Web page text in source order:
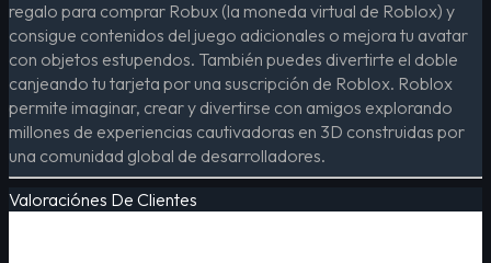
regalo para comprar Robux (la moneda virtual de Roblox) y
consigue contenidos del juego adicionales o mejora tu avatar
con objetos estupendos. También puedes divertirte el doble
canjeando tu tarjeta por una suscripción de Roblox. Roblox
permite imaginar, crear y divertirse con amigos explorando
millones de experiencias cautivadoras en 3D construidas por
una comunidad global de desarrolladores.
Valoraciónes De Clientes